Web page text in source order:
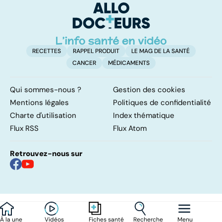
À la une Vidéos Fiches santé Recherche Menu
RECETTES RAPPEL PRODUIT
LE MAG DE LA SANTÉ
CANCER
MÉDICAMENTS
Qui sommes-nous ?
Gestion des cookies
Mentions légales
Politiques de confidentialité
Charte d'utilisation
Index thématique
Flux RSS
Flux Atom
Retrouvez-nous sur